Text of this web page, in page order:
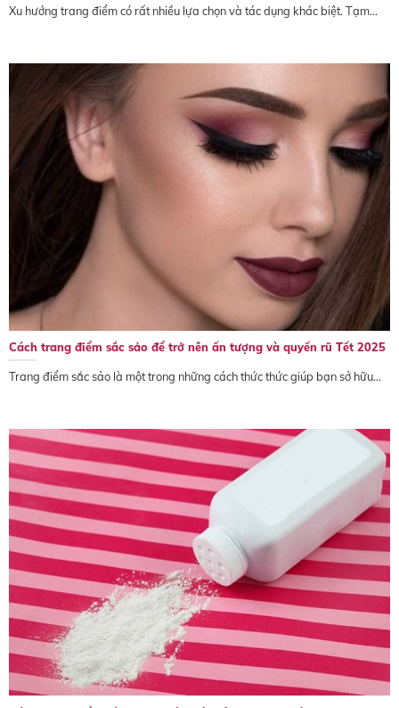
Xu hướng trang điểm có rất nhiều lựa chọn và tác dụng khác biệt. Tạm...
Cách trang điểm sắc sảo để trở nên ấn tượng và quyến rũ Tết 2025
Trang điểm sắc sảo là một trong những cách thức thức giúp bạn sở hữu...